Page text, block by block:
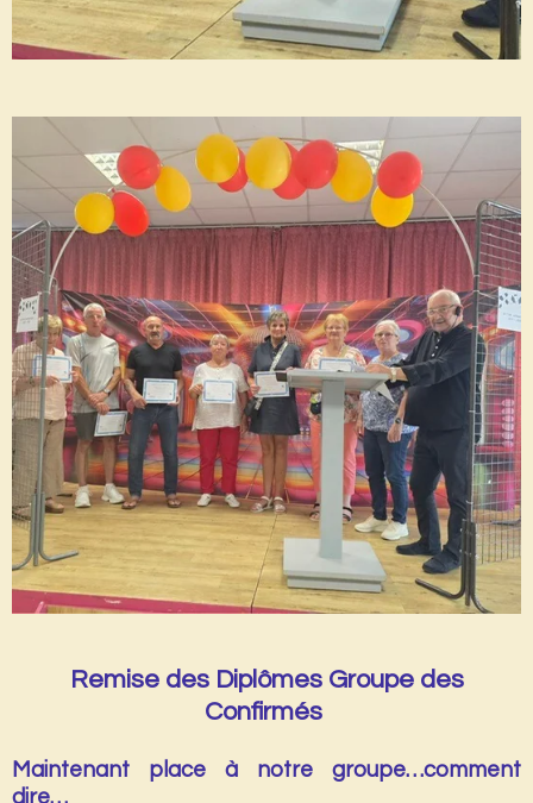
Remise des Diplômes Groupe des
Confirmés
Maintenant place à notre groupe…comment
dire…